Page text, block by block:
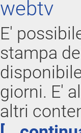
webtv
E'
stampa
giorni. E'
altri